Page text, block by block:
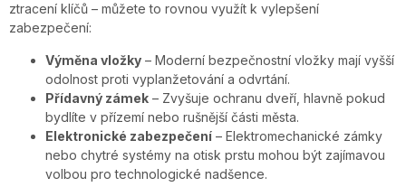
ztracení klíčů – můžete to rovnou využít k vylepšení
zabezpečení:
Výměna vložky – Moderní bezpečnostní vložky mají vyšší
odolnost proti vyplanžetování a odvrtání.
Přídavný zámek – Zvyšuje ochranu dveří, hlavně pokud
bydlíte v přízemí nebo rušnější části města.
Elektronické zabezpečení – Elektromechanické zámky
nebo chytré systémy na otisk prstu mohou být zajímavou
volbou pro technologické nadšence.